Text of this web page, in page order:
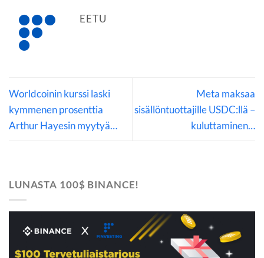
EETU
Worldcoinin kurssi laski
kymmenen prosenttia
Arthur Hayesin myytyä…
Meta maksaa
sisällöntuottajille USDC:llä –
kuluttaminen…
LUNASTA 100$ BINANCE!